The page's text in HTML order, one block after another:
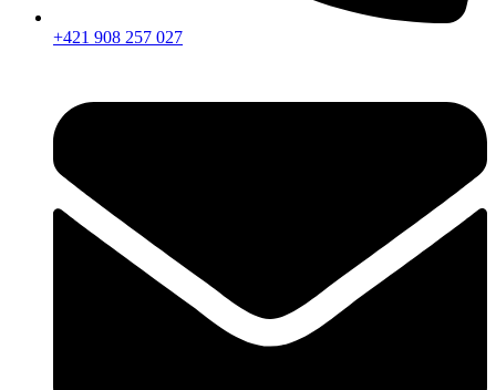
+421 908 257 027